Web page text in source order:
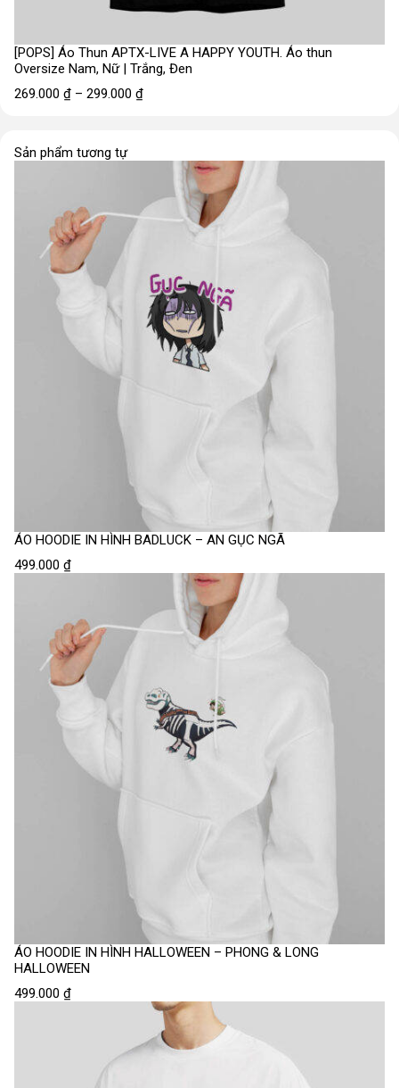
[POPS] Áo Thun APTX-LIVE A HAPPY YOUTH. Áo thun
Oversize Nam, Nữ | Trắng, Đen
269.000 ₫ – 299.000 ₫
Sản phẩm tương tự
ÁO HOODIE IN HÌNH BADLUCK – AN GỤC NGÃ
499.000 ₫
ÁO HOODIE IN HÌNH HALLOWEEN – PHONG & LONG
HALLOWEEN
499.000 ₫